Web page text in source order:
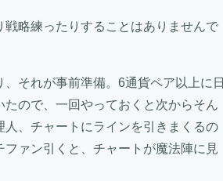
略練ったりすることはありませんで
それが事前準備。6通貨ペア以上に日
ので、一回やっておくと次からそん
、チャートにラインを引きまくるの
ァン引くと、チャートが魔法陣に見